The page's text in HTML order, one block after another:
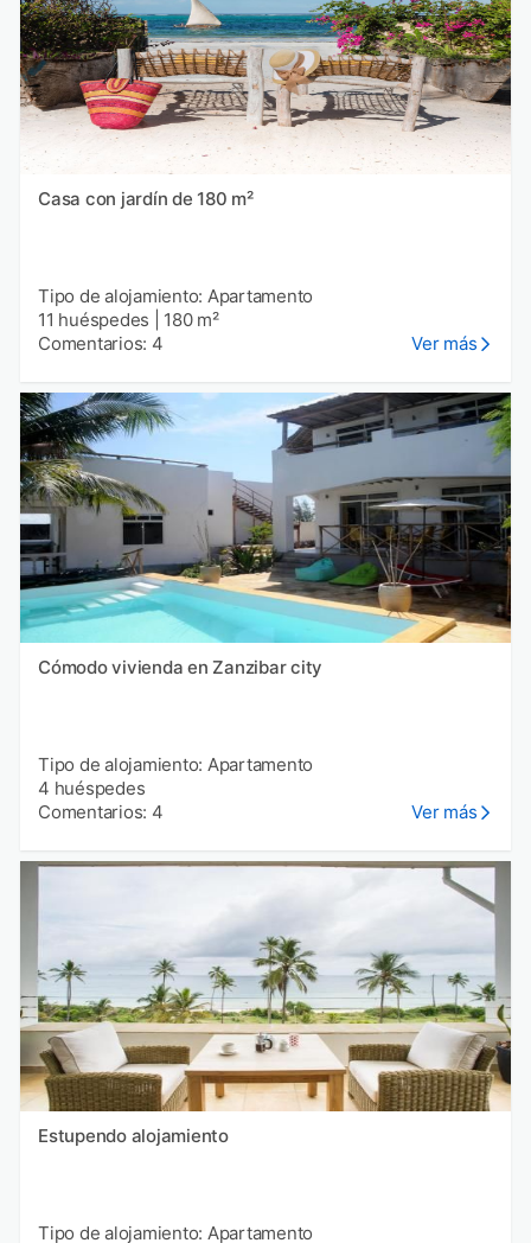
Casa con jardín de 180 m²
Tipo de alojamiento: Apartamento
11 huéspedes
180 m²
Comentarios: 4
Ver más
Cómodo vivienda en Zanzibar city
Tipo de alojamiento: Apartamento
4 huéspedes
Comentarios: 4
Ver más
Estupendo alojamiento
Tipo de alojamiento: Apartamento